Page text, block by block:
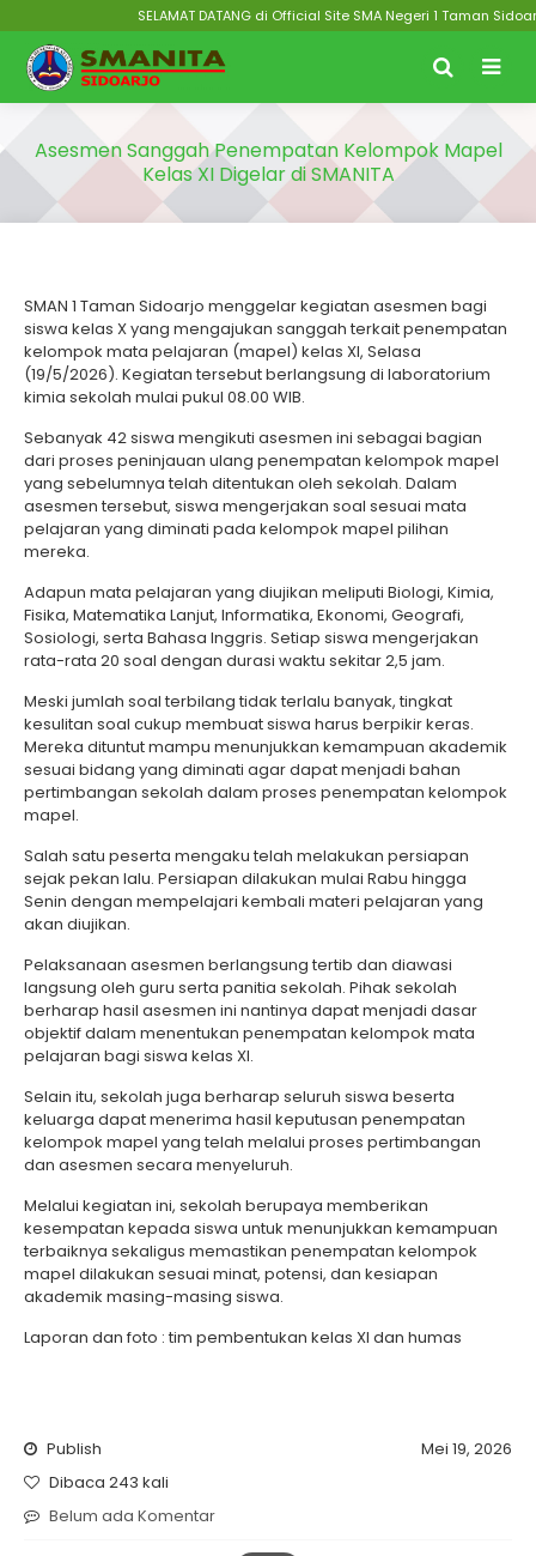
SELAMAT DATANG di Official Site SMA Negeri 1 Taman
Asesmen Sanggah Penempatan Kelompok Mapel
Kelas XI Digelar di SMANITA
SMAN 1 Taman Sidoarjo menggelar kegiatan asesmen bagi
siswa kelas X yang mengajukan sanggah terkait penempatan
kelompok mata pelajaran (mapel) kelas XI, Selasa
(19/5/2026). Kegiatan tersebut berlangsung di laboratorium
kimia sekolah mulai pukul 08.00 WIB.
Sebanyak 42 siswa mengikuti asesmen ini sebagai bagian
dari proses peninjauan ulang penempatan kelompok mapel
yang sebelumnya telah ditentukan oleh sekolah. Dalam
asesmen tersebut, siswa mengerjakan soal sesuai mata
pelajaran yang diminati pada kelompok mapel pilihan
mereka.
Adapun mata pelajaran yang diujikan meliputi Biologi, Kimia,
Fisika, Matematika Lanjut, Informatika, Ekonomi, Geografi,
Sosiologi, serta Bahasa Inggris. Setiap siswa mengerjakan
rata-rata 20 soal dengan durasi waktu sekitar 2,5 jam.
Meski jumlah soal terbilang tidak terlalu banyak, tingkat
kesulitan soal cukup membuat siswa harus berpikir keras.
Mereka dituntut mampu menunjukkan kemampuan akademik
sesuai bidang yang diminati agar dapat menjadi bahan
pertimbangan sekolah dalam proses penempatan kelompok
mapel.
Salah satu peserta mengaku telah melakukan persiapan
sejak pekan lalu. Persiapan dilakukan mulai Rabu hingga
Senin dengan mempelajari kembali materi pelajaran yang
akan diujikan.
Pelaksanaan asesmen berlangsung tertib dan diawasi
langsung oleh guru serta panitia sekolah. Pihak sekolah
berharap hasil asesmen ini nantinya dapat menjadi dasar
objektif dalam menentukan penempatan kelompok mata
pelajaran bagi siswa kelas XI.
Selain itu, sekolah juga berharap seluruh siswa beserta
keluarga dapat menerima hasil keputusan penempatan
kelompok mapel yang telah melalui proses pertimbangan
dan asesmen secara menyeluruh.
Melalui kegiatan ini, sekolah berupaya memberikan
kesempatan kepada siswa untuk menunjukkan kemampuan
terbaiknya sekaligus memastikan penempatan kelompok
mapel dilakukan sesuai minat, potensi, dan kesiapan
akademik masing-masing siswa.
Laporan dan foto : tim pembentukan kelas XI dan humas
Publish
Mei 19, 2026
Dibaca 243 kali
Belum ada Komentar